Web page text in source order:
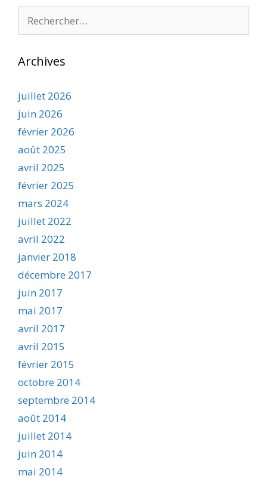
Archives
juillet 2026
juin 2026
février 2026
août 2025
avril 2025
février 2025
mars 2024
juillet 2022
avril 2022
janvier 2018
décembre 2017
juin 2017
mai 2017
avril 2017
avril 2015
février 2015
octobre 2014
septembre 2014
août 2014
juillet 2014
juin 2014
mai 2014